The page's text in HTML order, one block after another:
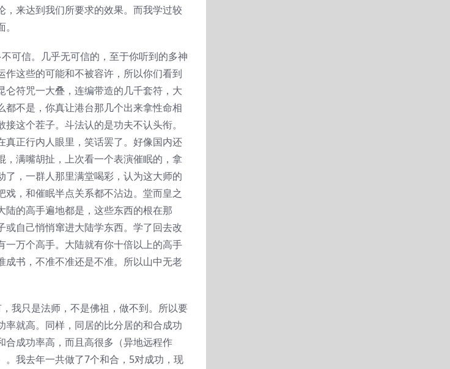
来达到我们所要求的效果。而我学过较
可信。几乎无可信的，至于你听到的多神
这些的可能和不被容许，所以你们看到
符咒一大叠，连编带造的几千套符，大
不是，你真让港台那几个出来拿性命相
这个茬子。斗法认的是功夫不认头衔。
正行内人眼里，笑话罢了。好像国内还
满嘴胡扯，上次看一个表演催眠的，拿
，一群人那里满堂喝彩，认为这大师的
，和催眠半点关系都不沾边。堂而皇之
的高手遍地都是，这些东西的根在那
自己悄悄窜进大陆学东西。学了回去改
万个高手。大陆就有你十倍以上的高手
书，不准不准还是不准。所以山中无老
我只是法师，不是佛祖，做不到。所以要
就高。同样，同居的比分居的和合成功
成功率高，而且高很多（异地远程作
我去年一共做了7个和合，5对成功，现